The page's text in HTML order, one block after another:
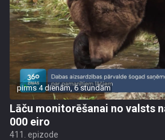
pirms 4 dienām, 6 stundām
Lāču monitorēšanai no valsts
000 eiro
411. epizode